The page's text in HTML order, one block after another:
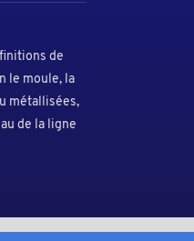
de
le moule, la
métallisées,
de la ligne